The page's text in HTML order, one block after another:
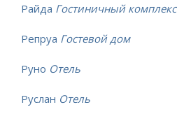
Райда Гостиничный комплекс
Репруа Гостевой дом
Руно Отель
Руслан Отель